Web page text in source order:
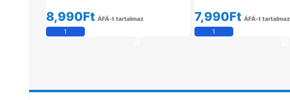
8,990Ft ÁFÁ-t tartalmaz 7,990Ft ÁFÁ-t tartalmaz